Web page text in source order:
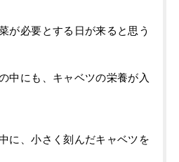
が必要とする日が来ると思う
中にも、キャベツの栄養が入
に、小さく刻んだキャベツを